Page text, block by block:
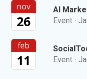
nov
26
AI
Event ·
feb
11
Event ·